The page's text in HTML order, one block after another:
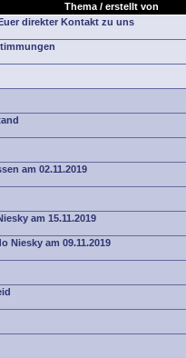
Thema / erstellt von
direkter Kontakt zu uns
am 02.11.2019
am 15.11.2019
Niesky am 09.11.2019